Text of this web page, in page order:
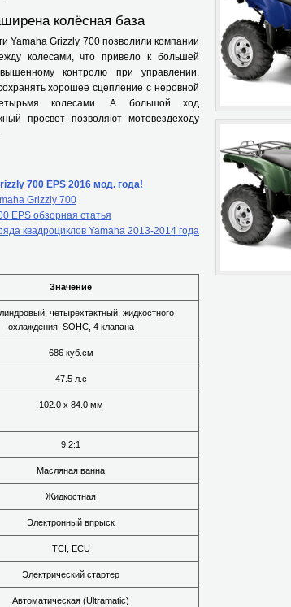
колёсная база
Yamaha Grizzly 700 позволили компании
колесами, что привело к большей
контролю при управлении.
хорошее сцепление с неровной
колесами. А большой ход
просвет позволяют мотовездеходу
700 EPS 2016 мод. года!
Grizzly 700
EPS обзорная статья
квадроциклов Yamaha 2013-2014 года
Значение
четырехтактный, жидкостного
охлаждения, SOHC, 4 клапана
686 куб.см
47.5 л.с
102.0 х 84.0 мм
9.2:1
Масляная ванна
Жидкостная
Электронный впрыск
TCI, ECU
Электрический стартер
Автоматическая (Ultramatic)